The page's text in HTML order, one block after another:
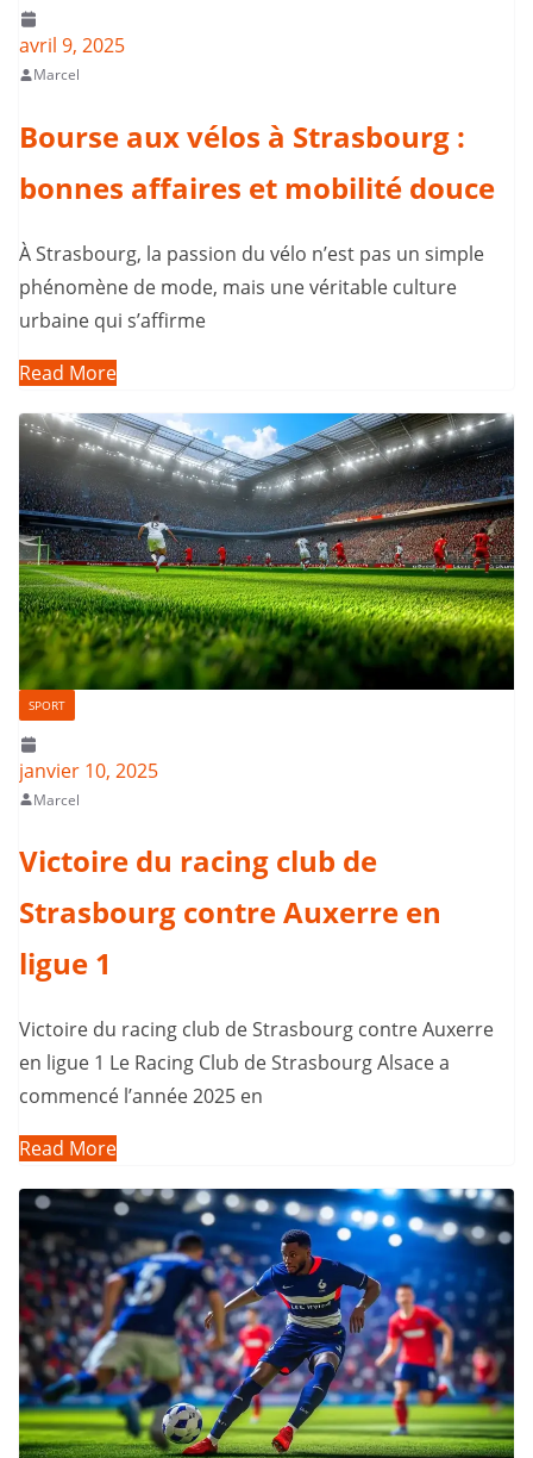
avril 9, 2025
Marcel
Bourse aux vélos à Strasbourg :
bonnes affaires et mobilité douce
À Strasbourg, la passion du vélo n’est pas un simple
phénomène de mode, mais une véritable culture
urbaine qui s’affirme
Read More
SPORT
janvier 10, 2025
Marcel
Victoire du racing club de
Strasbourg contre Auxerre en
ligue 1
Victoire du racing club de Strasbourg contre Auxerre
en ligue 1 Le Racing Club de Strasbourg Alsace a
commencé l’année 2025 en
Read More